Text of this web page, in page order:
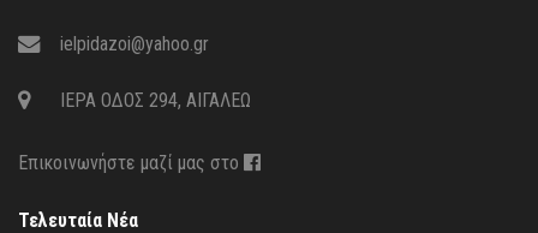
ielpidazoi@yahoo.gr
ΙΕΡΑ ΟΔΟΣ 294, ΑΙΓΑΛΕΩ
Επικοινωνήστε μαζί μας στο
Τελευταία Νέα